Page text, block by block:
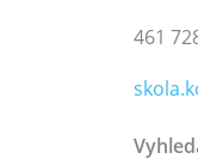
461